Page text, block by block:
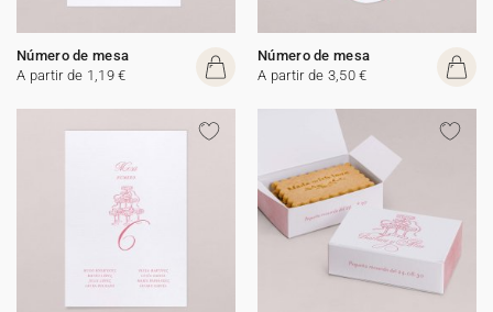
Número de mesa
A partir de 1,19 €
Número de mesa
A partir de 3,50 €